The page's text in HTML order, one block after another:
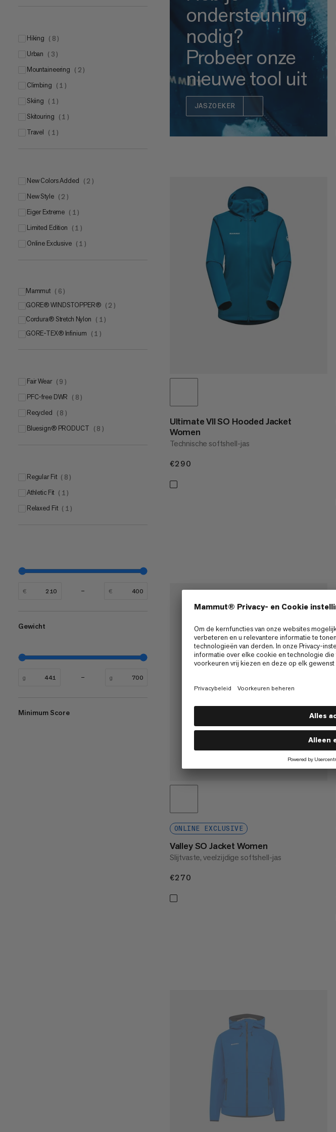
hiking ( 8 )
urban ( 3 )
mountaineering ( 2 )
climbing ( 1 )
skiing ( 1 )
skitouring ( 1 )
travel ( 1 )
New Colors Added ( 2 )
New Style ( 2 )
Eiger Extreme ( 1 )
Limited Edition ( 1 )
Online Exclusive ( 1 )
Mammut ( 6 )
Mammut FLEXGUARD Protect
Mammut FLEXGUARD Active
Mammut SOFtechTM
GORE® WINDSTOPPER® ( 2 )
Cordura® Stretch Nylon ( 1 )
GORE-TEX® Infinium ( 1 )
Fair Wear ( 9 )
PFC-free DWR ( 8 )
Recycled ( 8 )
bluesign® PRODUCT ( 8 )
Regular Fit ( 8 )
Athletic Fit ( 1 )
Relaxed Fit ( 1 )
€ €
Gewicht
g g
Minimum Score
ondersteuning
nodig?
Probeer onze
nieuwe tool uit
JASZOEKER
Ultimate VII SO Hooded Jacket
Women
Technische softshell-jas
€290
ONLINE EXCLUSIVE
Valley SO Jacket Women
Slijtvaste, veelzijdige softshell-jas
€270